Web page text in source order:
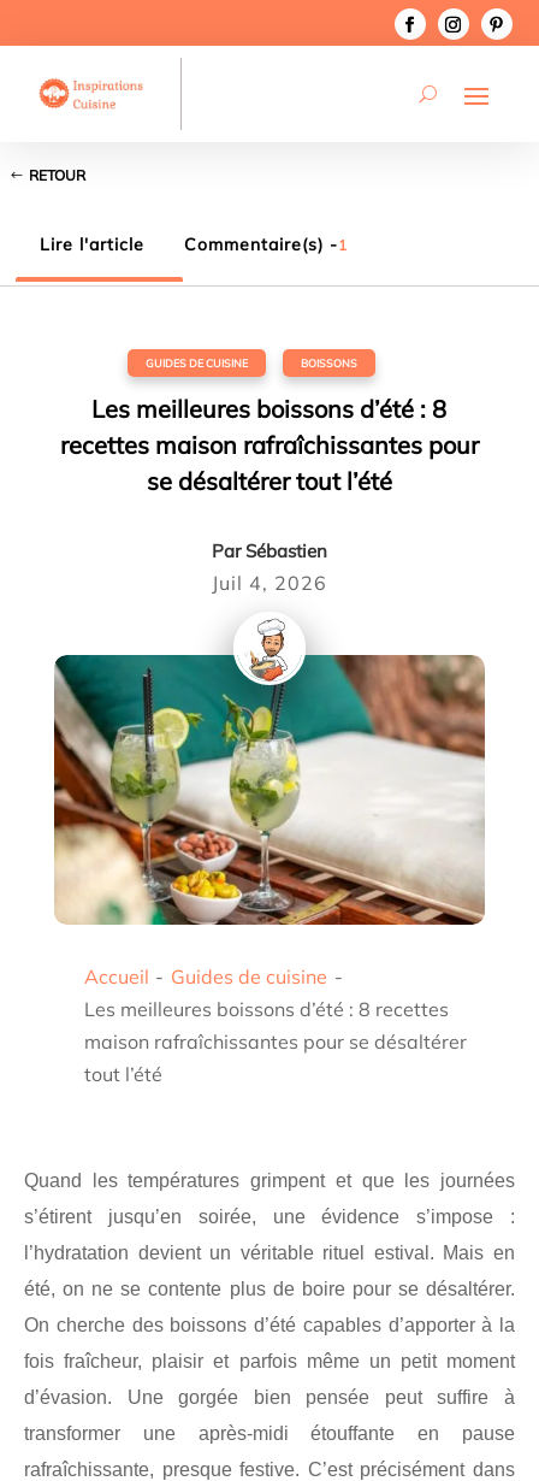
RETOUR
Lire l'article Commentaire(s) -1
GUIDES DE CUISINE BOISSONS
Les meilleures boissons d’été : 8
recettes maison rafraîchissantes pour
se désaltérer tout l’été
ParSébastien
Juil 4, 2026
Accueil - Guides de cuisine -
Les meilleures boissons d’été : 8 recettes
maison rafraîchissantes pour se désaltérer
tout l’été
Quand les températures grimpent et que les journées
s’étirent jusqu’en soirée, une évidence s’impose :
l’hydratation devient un véritable rituel estival. Mais en
été, on ne se contente plus de boire pour se désaltérer.
On cherche des boissons d’été capables d’apporter à la
fois fraîcheur, plaisir et parfois même un petit moment
d’évasion. Une gorgée bien pensée peut suffire à
transformer une après-midi étouffante en pause
rafraîchissante, presque festive. C’est précisément dans